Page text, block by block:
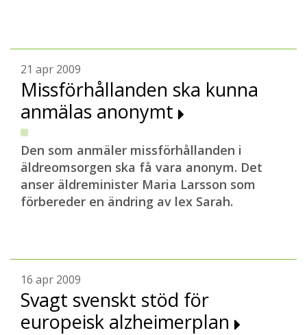
21 apr 2009
Missförhållanden ska kunna
anmälas anonymt
Den som anmäler missförhållanden i
äldreomsorgen ska få vara anonym. Det
anser äldreminister Maria Larsson som
förbereder en ändring av lex Sarah.
16 apr 2009
Svagt svenskt stöd för
europeisk alzheimerplan